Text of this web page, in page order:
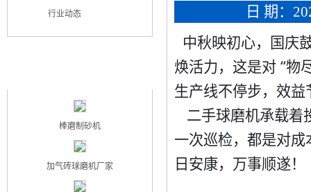
日 期：
中秋映初心，国庆
焕活力，这是对 “物
生产线不停步，效
二手球磨机承载着
一次巡检，都是对
日安康，万事顺遂！
行业动态
棒磨制砂机
加气砖球磨机厂家